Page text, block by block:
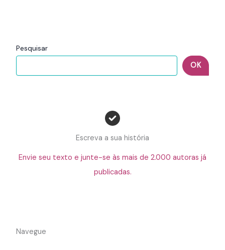
Pesquisar
OK
Escreva a sua história
Envie seu texto e junte-se às mais de 2.000 autoras já
publicadas.
Navegue